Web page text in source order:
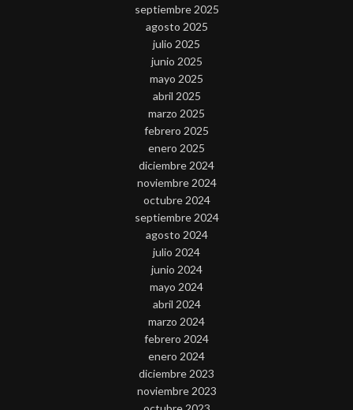
septiembre 2025
agosto 2025
julio 2025
junio 2025
mayo 2025
abril 2025
marzo 2025
febrero 2025
enero 2025
diciembre 2024
noviembre 2024
octubre 2024
septiembre 2024
agosto 2024
julio 2024
junio 2024
mayo 2024
abril 2024
marzo 2024
febrero 2024
enero 2024
diciembre 2023
noviembre 2023